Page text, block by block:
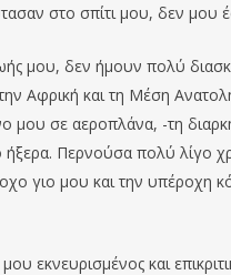
στο σπίτι μου, δεν μου
μου, δεν ήμουν πολύ
Αφρική και τη Μέση
σε αεροπλάνα, -τη
ήξερα. Περνούσα πολύ λίγο
γιο μου και την υπέροχη
εκνευρισμένος και